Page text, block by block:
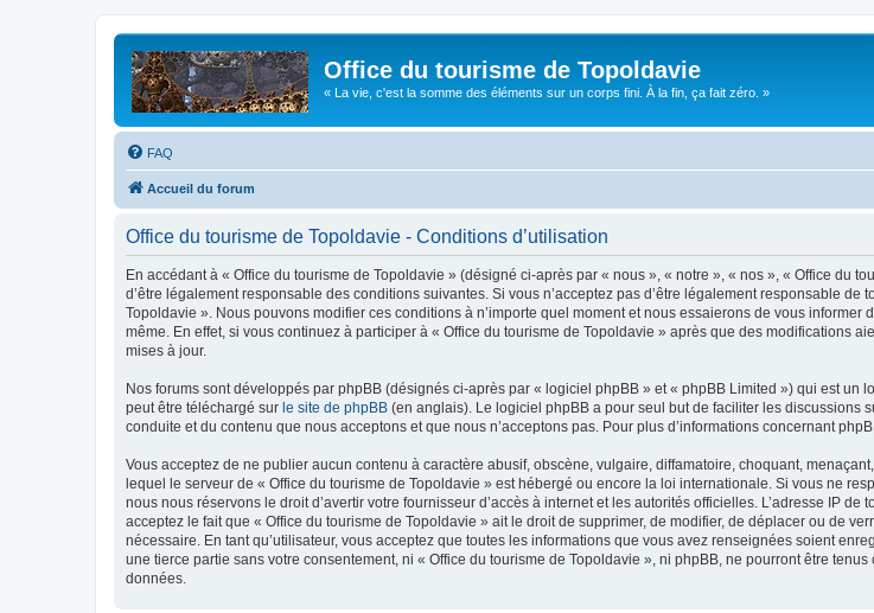
Office du tourisme de Topoldavie
« La vie, c'est la somme des éléments sur un corps fini. À la fin, ça fait zéro. »
FAQ
Accueil du forum
Office du tourisme de Topoldavie - Conditions d’utilisation
En accédant à « Office du tourisme de Topoldavie » (désigné ci-après par « nous », « notre », « nos », « Office du
d’être légalement responsable des conditions suivantes. Si vous n’acceptez pas d’être légalement responsable
Topoldavie ». Nous pouvons modifier ces conditions à n’importe quel moment et nous essaierons de vous
même. En effet, si vous continuez à participer à « Office du tourisme de Topoldavie » après que des modifications
mises à jour.
Nos forums sont développés par phpBB (désignés ci-après par « logiciel phpBB » et « phpBB Limited ») qui est un
peut être téléchargé sur le site de phpBB (en anglais). Le logiciel phpBB a pour seul but de faciliter les discussions
conduite et du contenu que nous acceptons et que nous n’acceptons pas. Pour plus d’informations concernant
Vous acceptez de ne publier aucun contenu à caractère abusif, obscène, vulgaire, diffamatoire, choquant,
lequel le serveur de « Office du tourisme de Topoldavie » est hébergé ou encore la loi internationale. Si vous ne
nous nous réservons le droit d’avertir votre fournisseur d’accès à internet et les autorités officielles. L’adresse IP
acceptez le fait que « Office du tourisme de Topoldavie » ait le droit de supprimer, de modifier, de déplacer ou de
nécessaire. En tant qu’utilisateur, vous acceptez que toutes les informations que vous avez renseignées soient
une tierce partie sans votre consentement, ni « Office du tourisme de Topoldavie », ni phpBB, ne pourront être
données.